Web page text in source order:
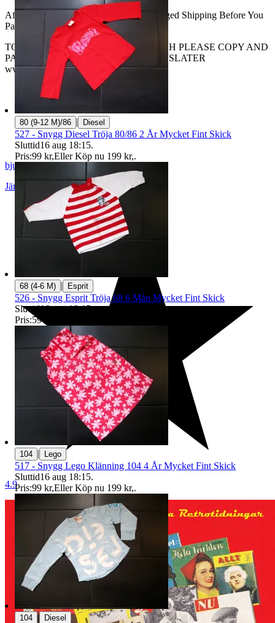
After Your Buying Wait For Me To Changed Shipping Before You
Pay...
TO TRANSLATING THIS TO ENGLISH PLEASE COPY AND
PAST THIS AUCTION TO THE TRANSLATER
www.translate.google.com...
bjure60
Järpås
Sverige
4.9
80 (9-12 M)/86 | Diesel
527 - Snygg Diesel Tröja 80/86 2 År Mycket Fint Skick
Sluttid16 aug 18:15.
Pris:99 kr,Eller Köp nu 199 kr,.
68 (4-6 M) | Esprit
526 - Snygg Esprit Tröja 68 6 Mån Mycket Fint Skick
Sluttid16 aug 18:15.
Pris:59 kr
104 | Lego
517 - Snygg Lego Klänning 104 4 År Mycket Fint Skick
Sluttid16 aug 18:15.
Pris:99 kr,Eller Köp nu 199 kr,.
104 | Diesel